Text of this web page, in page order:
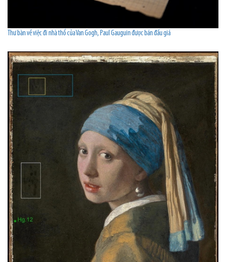
Thư bàn về việc đi nhà thổ của Van Gogh, Paul Gauguin được bán đấu giá